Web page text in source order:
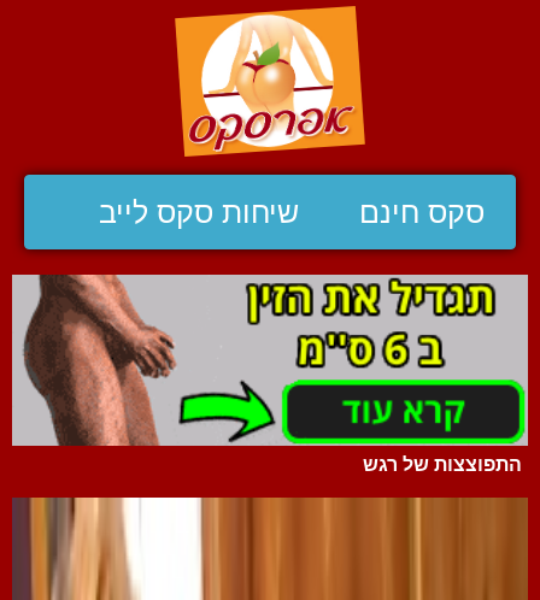
סקס חינם שיחות סקס לייב
התפוצצות של רגש